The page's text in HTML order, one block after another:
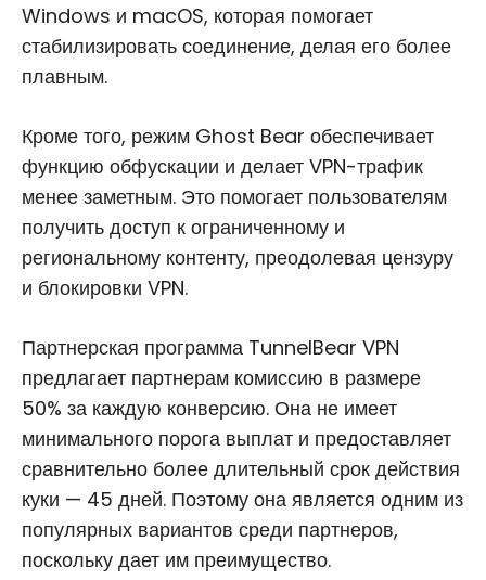
Windows и macOS, которая помогает
стабилизировать соединение, делая его более
плавным.
Кроме того, режим Ghost Bear обеспечивает
функцию обфускации и делает VPN-трафик
менее заметным. Это помогает пользователям
получить доступ к ограниченному и
региональному контенту, преодолевая цензуру
и блокировки VPN.
Партнерская программа TunnelBear VPN
предлагает партнерам комиссию в размере
50% за каждую конверсию. Она не имеет
минимального порога выплат и предоставляет
сравнительно более длительный срок действия
куки — 45 дней. Поэтому она является одним из
популярных вариантов среди партнеров,
поскольку дает им преимущество.